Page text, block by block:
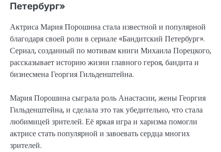
Петербург»
Актриса Мария Порошина стала известной и популярной
благодаря своей роли в сериале «Бандитский Петербург».
Сериал, созданный по мотивам книги Михаила Порецкого,
рассказывает историю жизни главного героя, бандита и
бизнесмена Георгия Гильденштейна.
Мария Порошина сыграла роль Анастасии, жены Георгия
Гильденштейна, и сделала это так убедительно, что стала
любимицей зрителей. Её яркая игра и харизма помогли
актрисе стать популярной и завоевать сердца многих
зрителей.